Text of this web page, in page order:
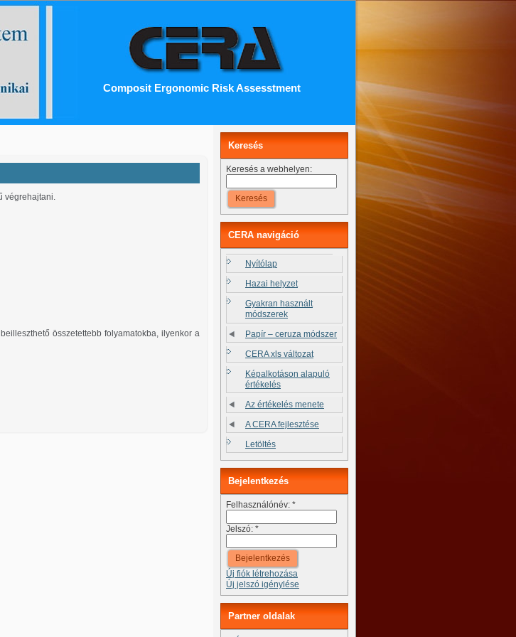
Composit Ergonomic Risk Assesstment
végrehajtani.
összetettebb folyamatokba, ilyenkor a
Keresés
Keresés a webhelyen:
CERA navigáció
Nyítólap
Hazai helyzet
Gyakran használt
módszerek
Papír – ceruza módszer
CERA xls változat
Képalkotáson alapuló
értékelés
Az értékelés menete
A CERA fejlesztése
Letöltés
Bejelentkezés
Felhasználónév: *
Jelszó: *
Új fiók létrehozása
Új jelszó igénylése
Partner oldalak